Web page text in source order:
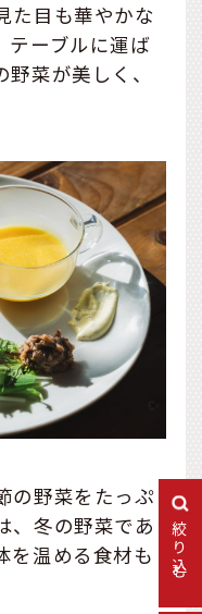
絞り込む
た目も華やかな
テーブルに運ば
菜が美しく、
の野菜をたっぷ
、冬の野菜であ
を温める食材も